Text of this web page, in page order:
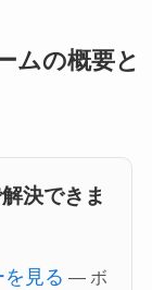
ムの概要と
決できま
見る — ボ